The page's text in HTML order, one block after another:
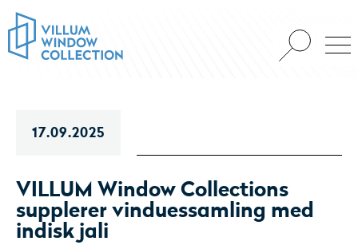
17.09.2025
VILLUM Window Collections
supplerer vinduessamling med
indisk jali